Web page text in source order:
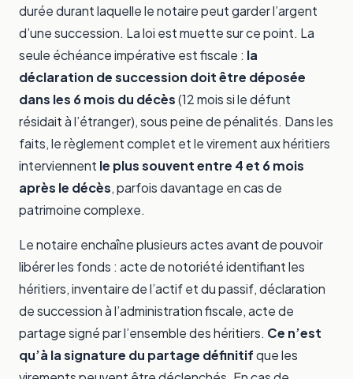
durée durant laquelle le notaire peut garder l’argent
d’une succession. La loi est muette sur ce point. La
seule échéance impérative est fiscale : la
déclaration de succession doit être déposée
dans les 6 mois du décès(12 mois si le défunt
résidait à l’étranger), sous peine de pénalités. Dans les
faits, le règlement complet et le virement aux héritiers
interviennent le plus souvent entre 4 et 6 mois
après le décès, parfois davantage en cas de
patrimoine complexe.
Le notaire enchaîne plusieurs actes avant de pouvoir
libérer les fonds : acte de notoriété identifiant les
héritiers, inventaire de l’actif et du passif, déclaration
de succession à l’administration fiscale, acte de
partage signé par l’ensemble des héritiers. Ce n’est
qu’à la signature du partage définitifque les